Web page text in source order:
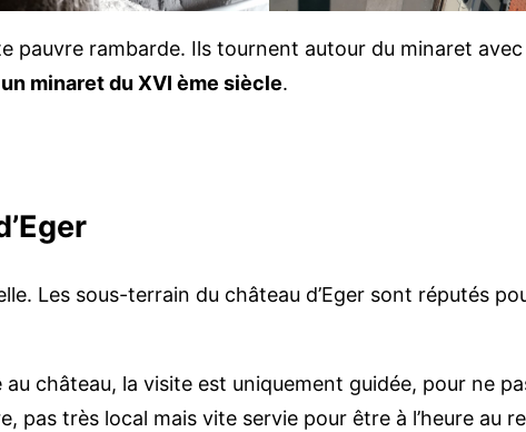
pauvre rambarde. Ils tournent autour du minaret
minaret du XVI ème siècle.
Les sous-terrain du château d’Eger sont réputés
château, la visite est uniquement guidée, pour ne
pas très local mais vite servie pour être à l’heure au